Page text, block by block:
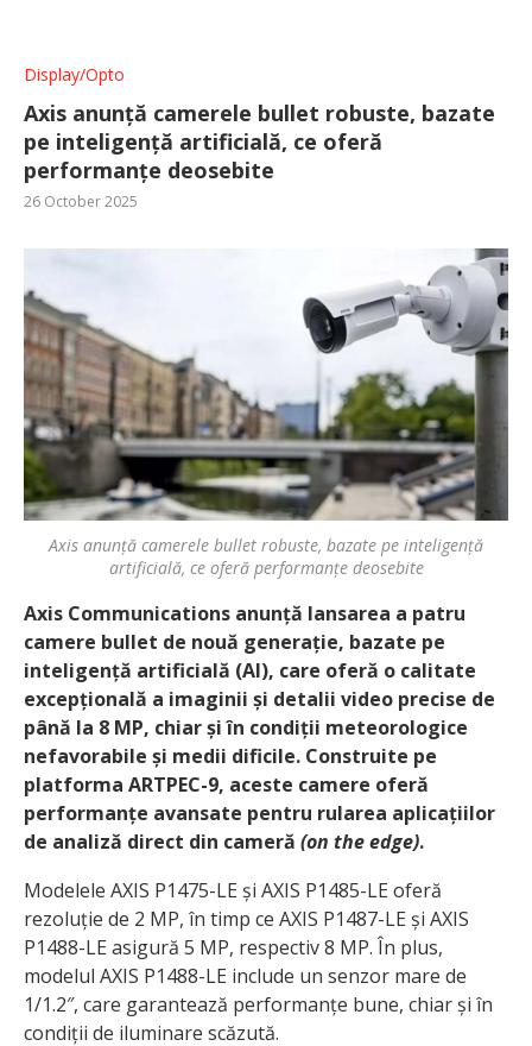
Display/Opto
Axis anunță camerele bullet robuste, bazate
pe inteligență artificială, ce oferă
performanțe deosebite
26 October 2025
Axis anunță camerele bullet robuste, bazate pe inteligență
artificială, ce oferă performanțe deosebite
Axis Communications anunță lansarea a patru
camere bullet de nouă generație, bazate pe
inteligență artificială (AI), care oferă o calitate
excepțională a imaginii și detalii video precise de
până la 8 MP, chiar și în condiții meteorologice
nefavorabile și medii dificile. Construite pe
platforma ARTPEC-9, aceste camere oferă
performanțe avansate pentru rularea aplicațiilor
de analiză direct din cameră (on the edge).
Modelele AXIS P1475-LE și AXIS P1485-LE oferă
rezoluție de 2 MP, în timp ce AXIS P1487-LE și AXIS
P1488-LE asigură 5 MP, respectiv 8 MP. În plus,
modelul AXIS P1488-LE include un senzor mare de
1/1.2″, care garantează performanțe bune, chiar și în
condiții de iluminare scăzută.